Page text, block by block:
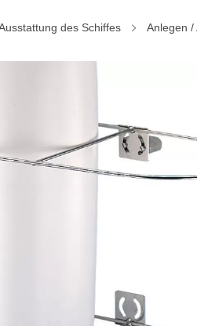
des Schiffes Anlegen /